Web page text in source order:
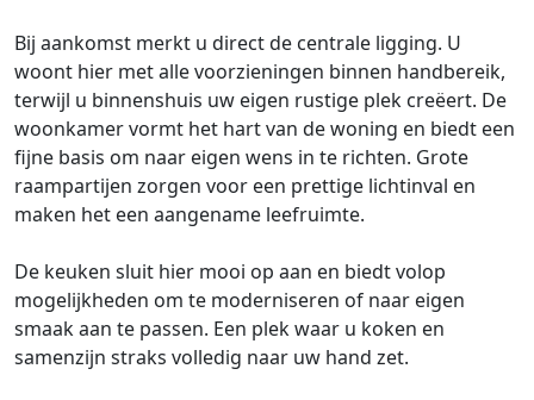
Bij aankomst merkt u direct de centrale ligging. U
woont hier met alle voorzieningen binnen handbereik,
terwijl u binnenshuis uw eigen rustige plek creëert. De
woonkamer vormt het hart van de woning en biedt een
fijne basis om naar eigen wens in te richten. Grote
raampartijen zorgen voor een prettige lichtinval en
maken het een aangename leefruimte.
De keuken sluit hier mooi op aan en biedt volop
mogelijkheden om te moderniseren of naar eigen
smaak aan te passen. Een plek waar u koken en
samenzijn straks volledig naar uw hand zet.